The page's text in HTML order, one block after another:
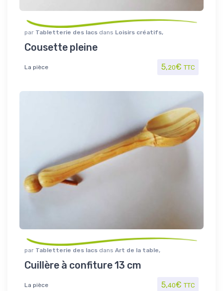
par Tabletterie des lacs dans Loisirs créatifs,
Cousette pleine
La pièce 5,20€ TTC
par Tabletterie des lacs dans Art de la table,
Maison/Loisirs
Cuillère à confiture 13 cm
La pièce 5,40€ TTC